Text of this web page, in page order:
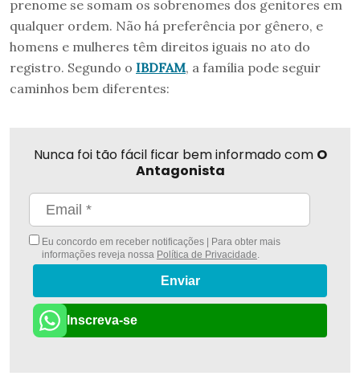
prenome se somam os sobrenomes dos genitores em
qualquer ordem. Não há preferência por gênero, e
homens e mulheres têm direitos iguais no ato do
registro. Segundo o IBDFAM, a família pode seguir
caminhos bem diferentes:
Nunca foi tão fácil ficar bem informado com O
Antagonista
Eu concordo em receber notificações | Para obter mais
informações reveja nossa Política de Privacidade.
Enviar
Inscreva-se